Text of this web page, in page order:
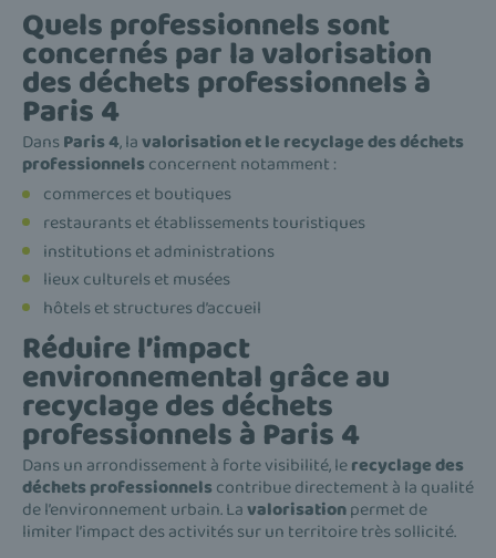
Quels professionnels sont
concernés par la valorisation
des déchets professionnels à
Paris 4
Dans Paris 4, lavalorisation et le recyclage des déchets
professionnels concernent notamment :
commerces et boutiques
restaurants et établissements touristiques
institutions et administrations
lieux culturels et musées
hôtels et structures d’accueil
Réduire l’impact
environnemental grâce au
recyclage des déchets
professionnels à Paris 4
Dans un arrondissement à forte visibilité, lerecyclage des
déchets professionnels contribue directement à la qualité
de l’environnement urbain. Lavalorisationpermet de
limiter l’impact des activités sur un territoire très sollicité.